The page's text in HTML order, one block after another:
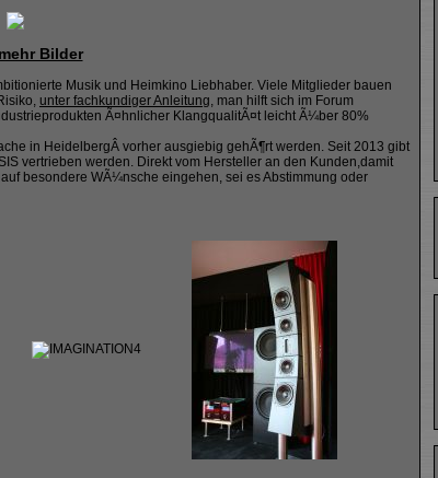
mehr Bilder
Musik und Heimkino Liebhaber. Viele Mitglieder bauen
unter fachkundiger Anleitung, man hilft sich im Forum
Ã¤hnlicher KlangqualitÃ¤t leicht Ã¼ber 80%
in HeidelbergÂ vorher ausgiebig gehÃ¶rt werden. Seit 2013 gibt
vertrieben werden. Direkt vom Hersteller an den Kunden,damit
besondere WÃ¼nsche eingehen, sei es Abstimmung oder